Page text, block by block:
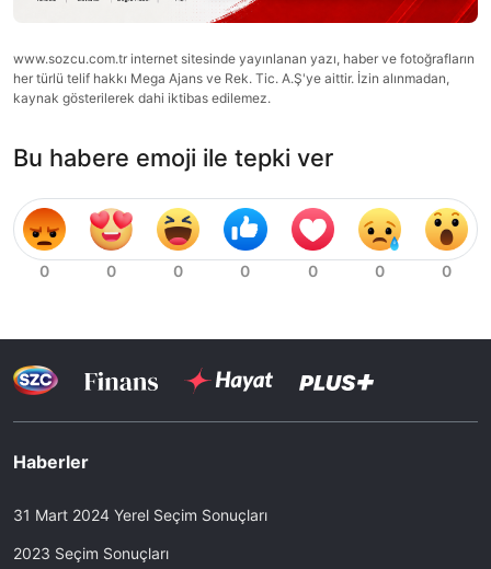
www.sozcu.com.tr internet sitesinde yayınlanan yazı, haber ve fotoğrafların
her türlü telif hakkı Mega Ajans ve Rek. Tic. A.Ş'ye aittir. İzin alınmadan,
kaynak gösterilerek dahi iktibas edilemez.
Bu habere emoji ile tepki ver
Haberler
31 Mart 2024 Yerel Seçim Sonuçları
2023 Seçim Sonuçları